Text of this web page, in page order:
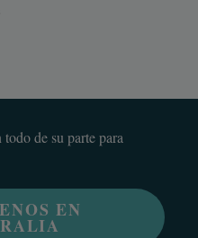
de su parte para
EN